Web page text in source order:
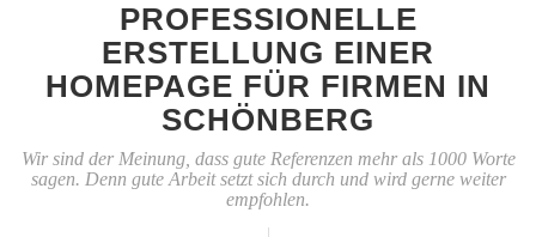
PROFESSIONELLE
ERSTELLUNG EINER
HOMEPAGE FÜR FIRMEN IN
SCHÖNBERG
Wir sind der Meinung, dass gute Referenzen mehr als 1000 Worte
sagen. Denn gute Arbeit setzt sich durch und wird gerne weiter
empfohlen.